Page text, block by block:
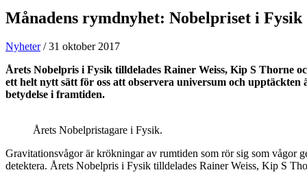
Månadens rymdnyhet: Nobelpriset i Fysik
Nyheter/31 oktober 2017
Årets Nobelpris i Fysik tilldelades Rainer Weiss, Kip S
ett helt nytt sätt för oss att observera universum och
betydelse i framtiden.
Årets Nobelpristagare i Fysik.
Gravitationsvågor är krökningar av rumtiden som rör sig som vågor
detektera. Årets Nobelpris i Fysik tilldelades Rainer Weiss, Kip S